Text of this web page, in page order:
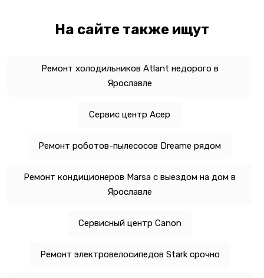
На сайте также ищут
Ремонт холодильников Atlant недорого в
Ярославле
Сервис центр Асер
Ремонт роботов-пылесосов Dreame рядом
Ремонт кондиционеров Marsa с выездом на дом в
Ярославле
Сервисный центр Canon
Ремонт электровелосипедов Stark срочно